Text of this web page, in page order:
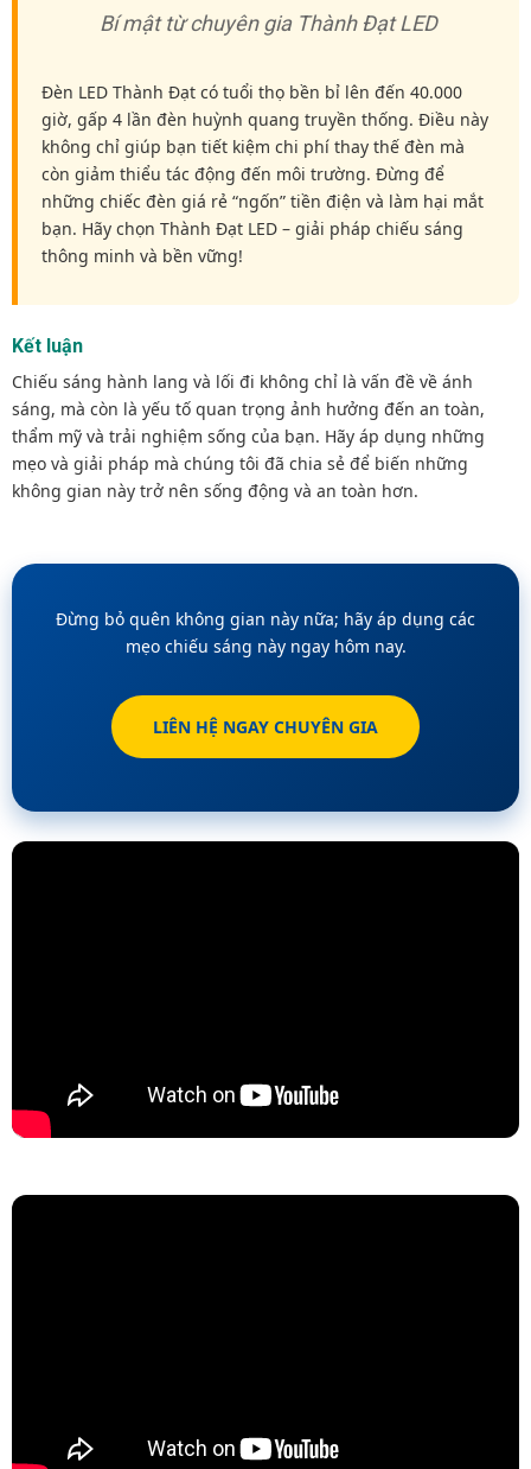
Bí mật từ chuyên gia Thành Đạt LED
Đèn LED Thành Đạt có tuổi thọ bền bỉ lên đến 40.000
giờ, gấp 4 lần đèn huỳnh quang truyền thống. Điều này
không chỉ giúp bạn tiết kiệm chi phí thay thế đèn mà
còn giảm thiểu tác động đến môi trường. Đừng để
những chiếc đèn giá rẻ “ngốn” tiền điện và làm hại mắt
bạn. Hãy chọn Thành Đạt LED – giải pháp chiếu sáng
thông minh và bền vững!
Kết luận
Chiếu sáng hành lang và lối đi không chỉ là vấn đề về ánh
sáng, mà còn là yếu tố quan trọng ảnh hưởng đến an toàn,
thẩm mỹ và trải nghiệm sống của bạn. Hãy áp dụng những
mẹo và giải pháp mà chúng tôi đã chia sẻ để biến những
không gian này trở nên sống động và an toàn hơn.
Đừng bỏ quên không gian này nữa; hãy áp dụng các
mẹo chiếu sáng này ngay hôm nay.
LIÊN HỆ NGAY CHUYÊN GIA